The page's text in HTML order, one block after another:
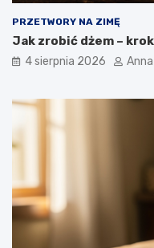
PRZETWORY NA ZIMĘ
Jak zrobić dżem –
4 sierpnia 2026